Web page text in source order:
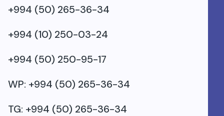
+994 (50) 265-36-34
+994 (10) 250-03-24
+994 (50) 250-95-17
WP: +994 (50) 265-36-34
TG: +994 (50) 265-36-34